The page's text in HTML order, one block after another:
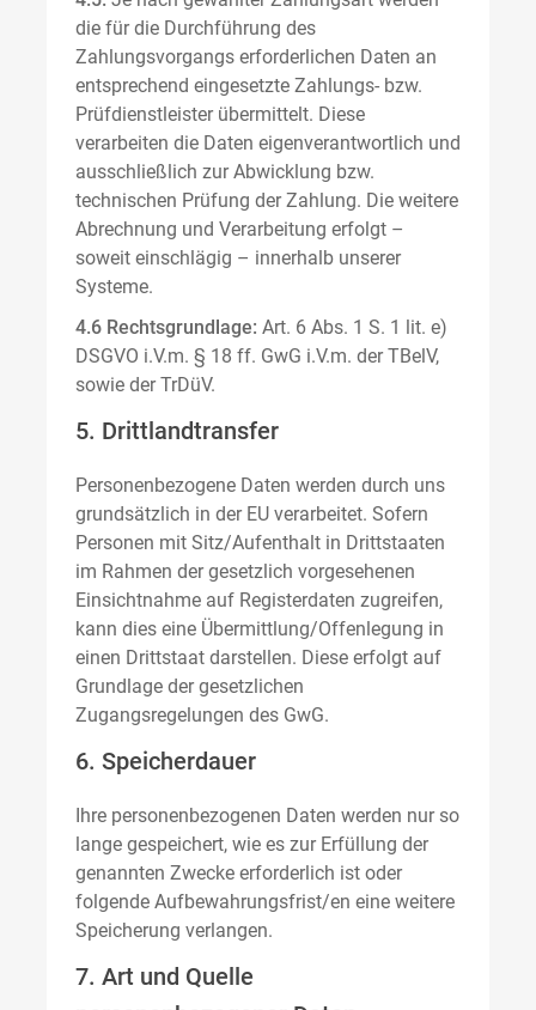
die für die Durchführung des
Zahlungsvorgangs erforderlichen Daten an
entsprechend eingesetzte Zahlungs- bzw.
Prüfdienstleister übermittelt. Diese
verarbeiten die Daten eigenverantwortlich und
ausschließlich zur Abwicklung bzw.
technischen Prüfung der Zahlung. Die weitere
Abrechnung und Verarbeitung erfolgt –
soweit einschlägig – innerhalb unserer
Systeme.
4.6 Rechtsgrundlage: Art. 6 Abs. 1 S. 1 lit. e)
DSGVO i.V.m. § 18 ff. GwG i.V.m. der TBelV,
sowie der TrDüV.
5. Drittlandtransfer
Personenbezogene Daten werden durch uns
grundsätzlich in der EU verarbeitet. Sofern
Personen mit Sitz/Aufenthalt in Drittstaaten
im Rahmen der gesetzlich vorgesehenen
Einsichtnahme auf Registerdaten zugreifen,
kann dies eine Übermittlung/Offenlegung in
einen Drittstaat darstellen. Diese erfolgt auf
Grundlage der gesetzlichen
Zugangsregelungen des GwG.
6. Speicherdauer
Ihre personenbezogenen Daten werden nur so
lange gespeichert, wie es zur Erfüllung der
genannten Zwecke erforderlich ist oder
folgende Aufbewahrungsfrist/en eine weitere
Speicherung verlangen.
7. Art und Quelle